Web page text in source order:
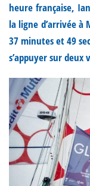
heure française,
la ligne d’arrivée à
37 minutes et 49
s’appuyer sur